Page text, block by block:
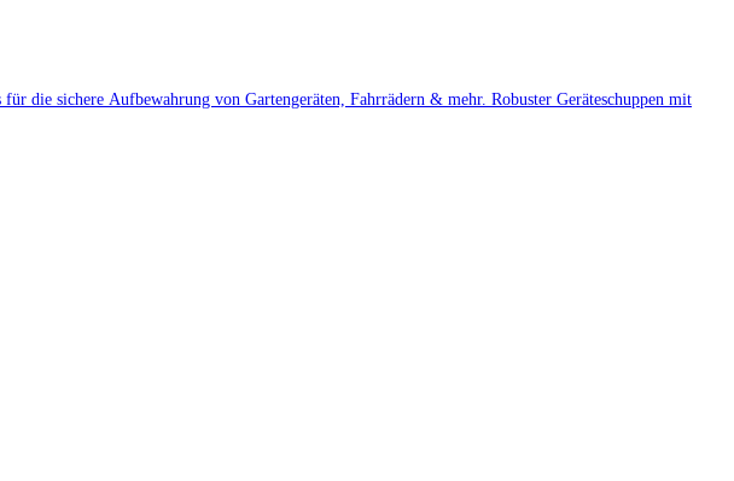
die sichere Aufbewahrung von Gartengeräten, Fahrrädern & mehr. Robuster Geräteschuppen mit